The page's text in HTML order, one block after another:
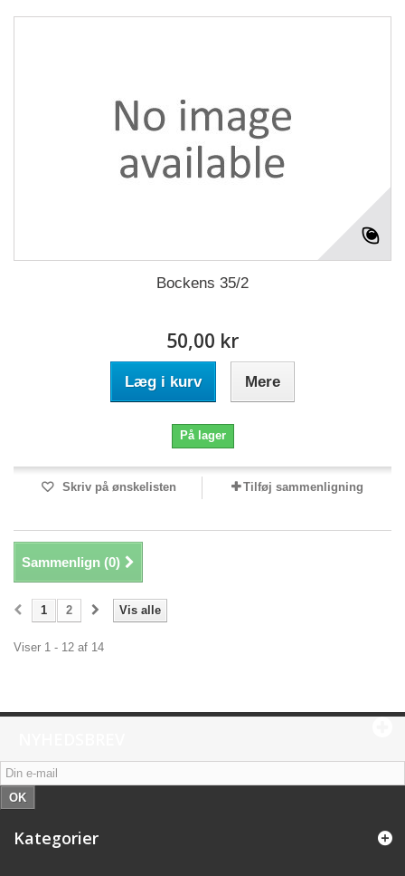
Bockens 35/2
50,00 kr
Læg i kurv Mere
På lager
Skriv på ønskelisten Tilføj sammenligning
Sammenlign (0)
Vis alle
1 2
Viser 1 - 12 af 14
OK
Kategorier